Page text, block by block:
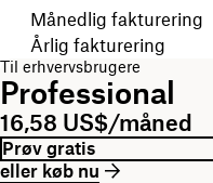
Vælg faktureringsperiode
Månedlig fakturering
Årlig fakturering
Til erhvervsbrugere
Professional
16,58 US$/måned
Prøv gratis
eller køb nu